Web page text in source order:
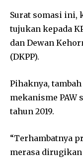
Surat somasi ini,
tujukan kepada
dan Dewan
(DKPP).
Pihaknya,
mekanisme PAW
tahun 2019.
“Terhambatnya
merasa